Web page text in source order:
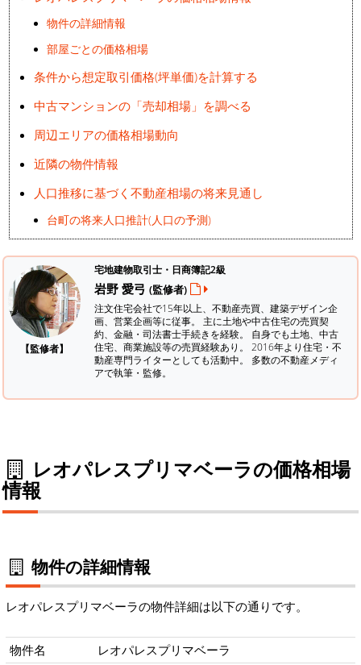
物件の詳細情報
部屋ごとの価格相場
条件から想定取引価格(坪単価)を計算する
中古マンションの「売却相場」を調べる
周辺エリアの価格相場動向
近隣の物件情報
人口推移に基づく不動産相場の将来見通し
台町の将来人口推計(人口の予測)
【監修者】
宅地建物取引士・日商簿記2級
岩野 愛弓 (監修者)
注文住宅会社で15年以上、不動産売買、建築デザイン企
画、営業企画等に従事。 主に土地や中古住宅の売買契
約、金融・司法書士手続きを経験。 自身でも土地、中古
住宅、商業施設等の売買経験あり。 2016年より住宅・不
動産専門ライターとしても活動中。 多数の不動産メディ
アで執筆・監修。
レオパレスプリマベーラの価格相場
情報
物件の詳細情報
レオパレスプリマベーラの物件詳細は以下の通りです。
物件名
レオパレスプリマベーラ